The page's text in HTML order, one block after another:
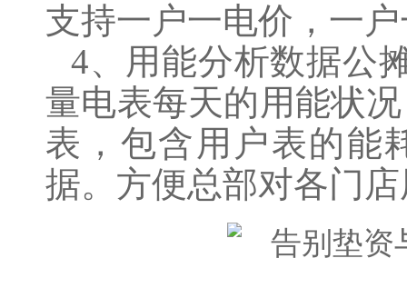
支持一户一电价，一
4、用能分析数据公
量电表每天的用能状
表，包含用户表的能
据。方便总部对各门